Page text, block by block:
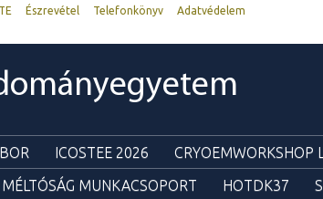
Észrevétel Telefonkönyv
Adatvédelem
ICOSTEE 2026 CRYOEMWORKSHOP
MÉLTÓSÁG MUNKACSOPORT HOTDK37